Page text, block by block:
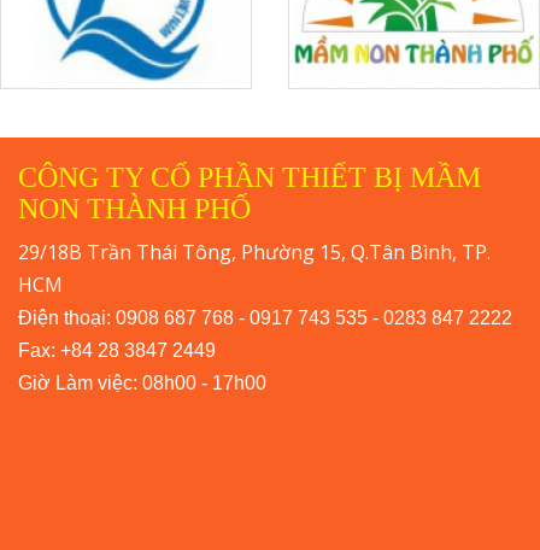
CÔNG TY CỔ PHẦN THIẾT BỊ MẦM
NON THÀNH PHỐ
29/18B Trần Thái Tông, Phường 15, Q.Tân Bình, TP.
HCM
Điện thoại: 0908 687 768 - 0917 743 535 - 0283 847 2222
Fax: +84 28 3847 2449
Giờ Làm việc: 08h00 - 17h00